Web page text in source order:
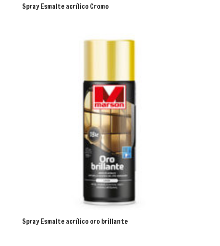
Spray Esmalte acrílico Cromo
Spray Esmalte acrílico oro brillante